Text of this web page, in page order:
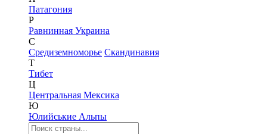
Патагония
Р
Равнинная Украина
С
Средиземноморье Скандинавия
Т
Тибет
Ц
Центральная Мексика
Ю
Юлийськие Альпы